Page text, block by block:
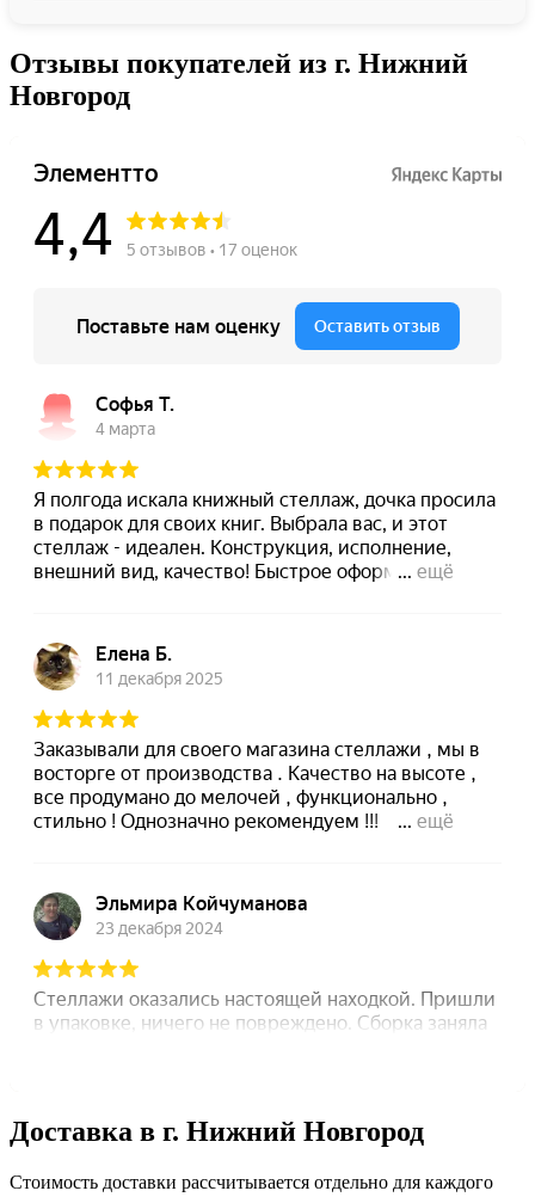
Отзывы покупателей из г. Нижний
Новгород
Доставка в г. Нижний Новгород
Стоимость доставки рассчитывается отдельно для каждого